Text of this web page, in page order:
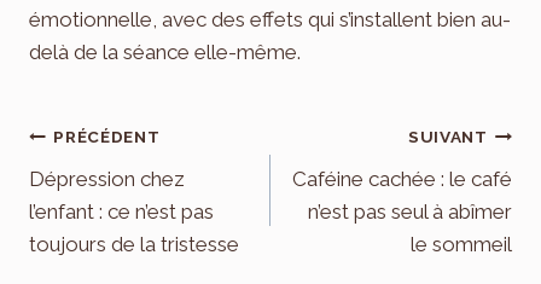
émotionnelle, avec des effets qui s’installent bien au-
delà de la séance elle-même.
Navigation
de
l’article
PRÉCÉDENT
Dépression chez
l’enfant : ce n’est pas
toujours de la tristesse
SUIVANT
Caféine cachée : le café
n’est pas seul à abîmer
le sommeil